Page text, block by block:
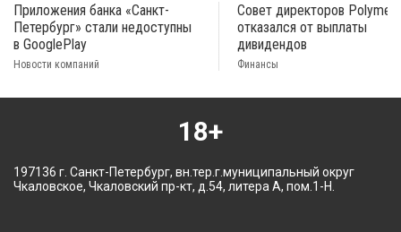
Приложения банка «Санкт-
Петербург» стали недоступны
в GooglePlay
Новости компаний
Совет директоров
отказался от выплаты
дивидендов
Финансы
18+
197136 г. Санкт-Петербург, вн.тер.г.муниципальный округ
Чкаловское, Чкаловский пр-кт, д.54, литера А, пом.1-Н.